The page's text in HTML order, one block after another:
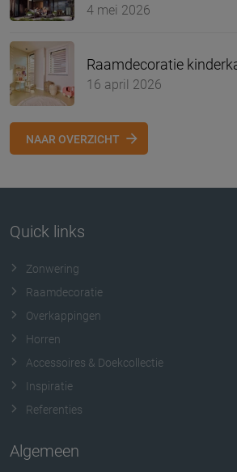
4 mei 2026
Raamdecoratie
16 april 2026
NAAR OVERZICHT
Quick links
Zonwering
Raamdecoratie
Overkappingen
Horren
Accessoires & Doekcollectie
Inspiratie
Referenties
Algemeen